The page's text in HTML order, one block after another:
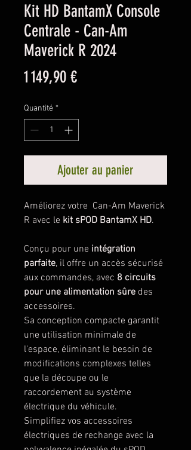
Kit HD BantamX Console
Centrale - Can-Am
Maverick R 2024
1 149,90 €Prix
Quantité *
Ajouter au panier
Améliorez votre Can-Am Maverick
R avec le kit sPOD BantamX HD.
Conçu pour une intégration
parfaite, il offre un accès sécurisé
aux commandes, avec 8 circuits
pour une alimentation sûre des
accessoires.
Sa conception compacte garantit
une utilisation minimale de
l'espace, éliminant le besoin de
modifications complexes telles
que la découpe ou le
raccordement au système
électrique du véhicule.
Simplifiez vos accessoires
électriques de rechange avec la